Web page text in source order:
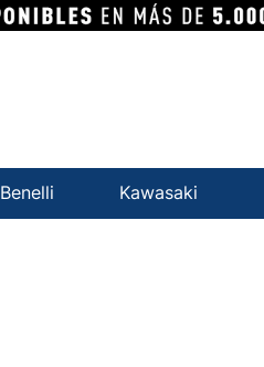
Benelli Kawasaki